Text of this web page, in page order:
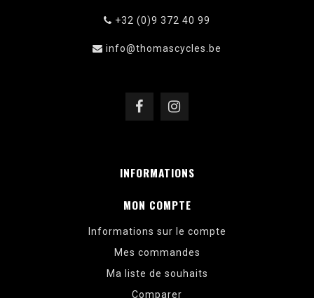
+32 (0)9 372 40 99
info@thomascycles.be
INFORMATIONS
MON COMPTE
Informations sur le compte
Mes commandes
Ma liste de souhaits
Comparer